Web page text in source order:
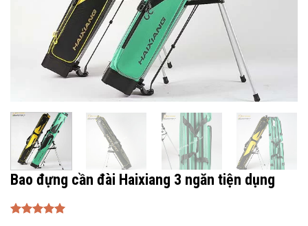
Bao đựng cần đài Haixiang 3 ngăn tiện dụng